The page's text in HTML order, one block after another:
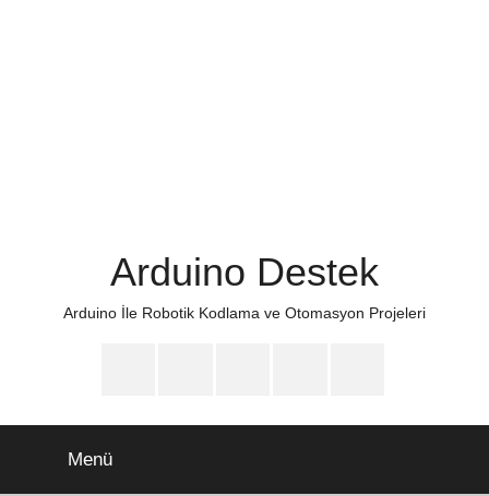
Arduino Destek
Arduino İle Robotik Kodlama ve Otomasyon Projeleri
InstagramTwitter FacebookYoutubeDiscord
Menü